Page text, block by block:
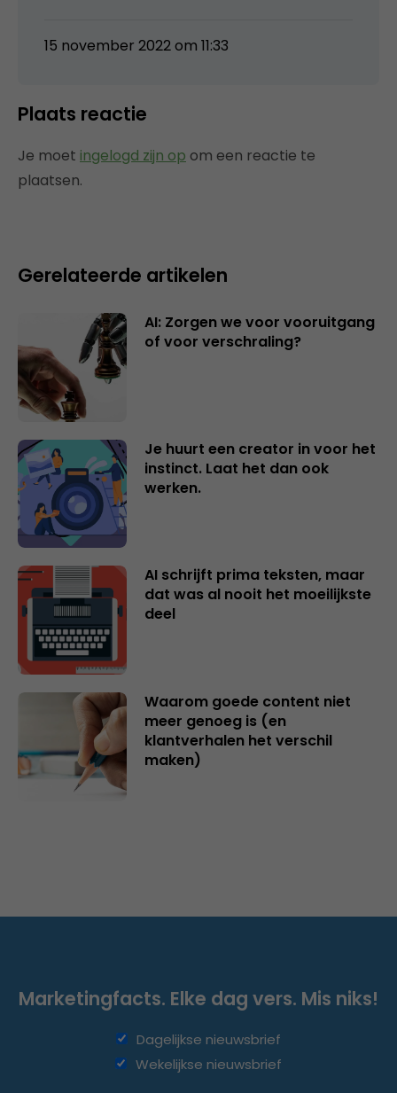
15 november 2022 om 11:33
Plaats reactie
Je moet ingelogd zijn op om een reactie te
plaatsen.
Gerelateerde artikelen
AI: Zorgen we voor vooruitgang
of voor verschraling?
Je huurt een creator in voor het
instinct. Laat het dan ook
werken.
AI schrijft prima teksten, maar
dat was al nooit het moeilijkste
deel
Waarom goede content niet
meer genoeg is (en
klantverhalen het verschil
maken)
Marketingfacts. Elke dag vers. Mis niks!
Dagelijkse nieuwsbrief
Wekelijkse nieuwsbrief